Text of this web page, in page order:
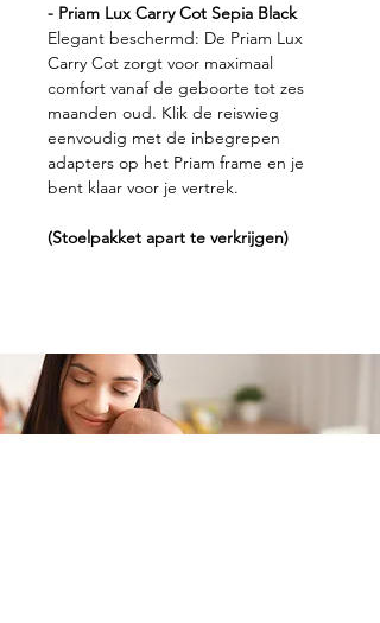
- Priam Lux Carry Cot Sepia Black
Elegant beschermd: De Priam Lux
Carry Cot zorgt voor maximaal
comfort vanaf de geboorte tot zes
maanden oud. Klik de reiswieg
eenvoudig met de inbegrepen
adapters op het Priam frame en je
bent klaar voor je vertrek.
(Stoelpakket apart te verkrijgen)